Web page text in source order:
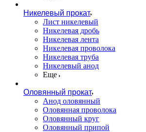
Никелевый прокат
Лист никелевый
Никелевая дробь
Никелевая лента
Никелевая проволока
Никелевая труба
Никелевый анод
Еще
Оловянный прокат
Анод оловянный
Оловянная проволока
Оловянный круг
Оловянный припой